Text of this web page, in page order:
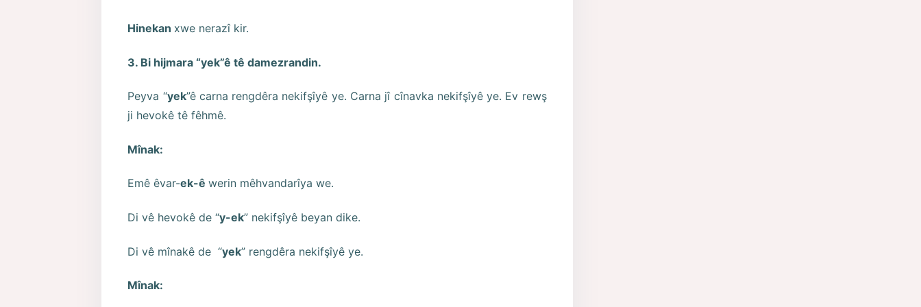
Hinekan xwe nerazî kir.
3. Bi hijmara “yek”ê tê damezrandin.
Peyva “yek”ê carna rengdêra nekifşîyê ye. Carna jî cînavka nekifşîyê ye. Ev rewş
ji hevokê tê fêhmê.
Mînak:
Emê êvar-ek-êwerin mêhvandarîya we.
Di vê hevokê de “y-ek” nekifşîyê beyan dike.
Di vê mînakê de “yek” rengdêra nekifşîyê ye.
Mînak: